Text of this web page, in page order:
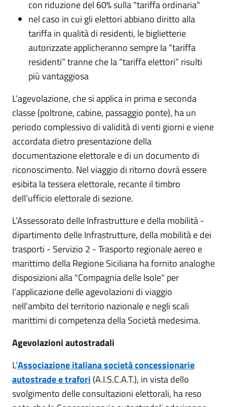
con riduzione del 60% sulla "tariffa ordinaria"
nel caso in cui gli elettori abbiano diritto alla
tariffa in qualità di residenti, le biglietterie
autorizzate applicheranno sempre la “tariffa
residenti” tranne che la “tariffa elettori” risulti
più vantaggiosa
L’agevolazione, che si applica in prima e seconda
classe (poltrone, cabine, passaggio ponte), ha un
periodo complessivo di validità di venti giorni e viene
accordata dietro presentazione della
documentazione elettorale e di un documento di
riconoscimento. Nel viaggio di ritorno dovrà essere
esibita la tessera elettorale, recante il timbro
dell’ufficio elettorale di sezione.
L’Assessorato delle Infrastrutture e della mobilità -
dipartimento delle Infrastrutture, della mobilità e dei
trasporti - Servizio 2 - Trasporto regionale aereo e
marittimo della Regione Siciliana ha fornito analoghe
disposizioni alla "Compagnia delle Isole" per
l’applicazione delle agevolazioni di viaggio
nell’ambito del territorio nazionale e negli scali
marittimi di competenza della Società medesima.
Agevolazioni autostradali
L’Associazione italiana società concessionarie
autostrade e trafori (A.I.S.C.A.T.), in vista dello
svolgimento delle consultazioni elettorali, ha reso